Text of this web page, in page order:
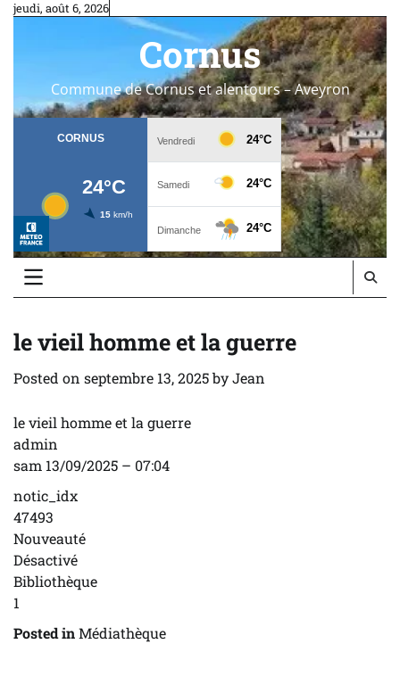
Skipjeudi, août 6, 2026
Cornus
Commune de Cornus et alentours – Aveyron
le vieil homme et la guerre
Posted on septembre 13, 2025byJean
le vieil homme et la guerre
admin
sam 13/09/2025 – 07:04
notic_idx
47493
Nouveauté
Désactivé
Bibliothèque
1
Posted inMédiathèque